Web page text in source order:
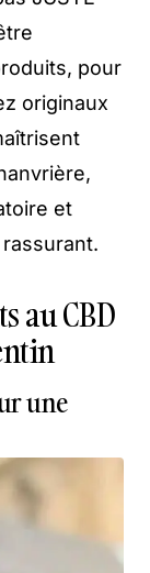
pour
originaux
et
au CBD
une